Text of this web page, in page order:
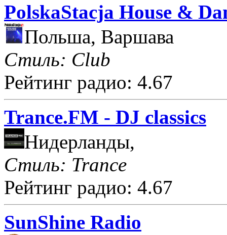
PolskaStacja House &
Польша, Варшава
Стиль: Club
Рейтинг радио: 4.67
Trance.FM - DJ classics
Нидерланды,
Стиль: Trance
Рейтинг радио: 4.67
SunShine Radio